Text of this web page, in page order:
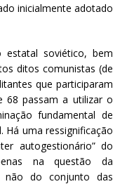
inicialmente adotado
soviético, bem
ditos comunistas (de
que participaram
68 passam a utilizar o
fundamental de
uma ressignificação
autogestionário” do
na questão da
não do conjunto das